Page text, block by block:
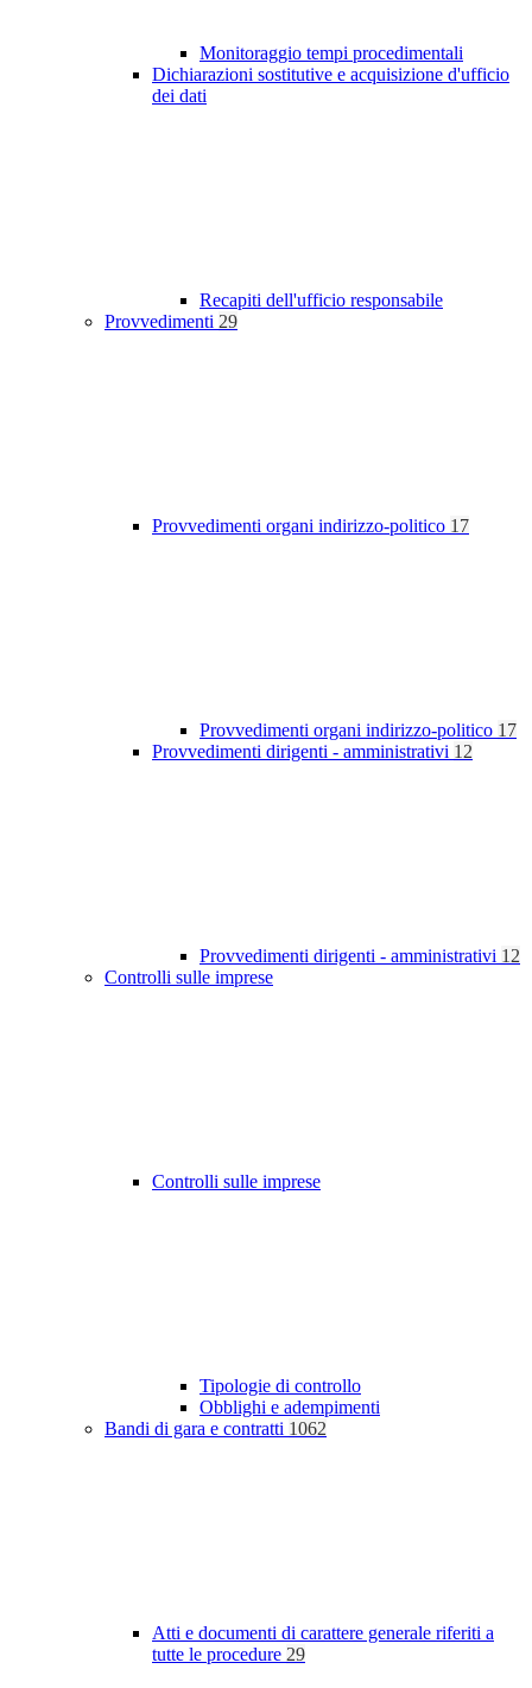
Monitoraggio tempi procedimentali
Dichiarazioni sostitutive e acquisizione d'ufficio
dei dati
Recapiti dell'ufficio responsabile
Provvedimenti 29
Provvedimenti organi indirizzo-politico 17
Provvedimenti organi indirizzo-politico 17
Provvedimenti dirigenti - amministrativi 12
Provvedimenti dirigenti - amministrativi 12
Controlli sulle imprese
Controlli sulle imprese
Tipologie di controllo
Obblighi e adempimenti
Bandi di gara e contratti 1062
Atti e documenti di carattere generale riferiti a
tutte le procedure 29